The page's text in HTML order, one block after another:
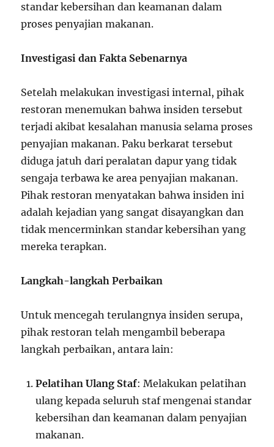
standar kebersihan dan keamanan dalam
proses penyajian makanan.
Investigasi dan Fakta Sebenarnya
Setelah melakukan investigasi internal, pihak
restoran menemukan bahwa insiden tersebut
terjadi akibat kesalahan manusia selama proses
penyajian makanan. Paku berkarat tersebut
diduga jatuh dari peralatan dapur yang tidak
sengaja terbawa ke area penyajian makanan.
Pihak restoran menyatakan bahwa insiden ini
adalah kejadian yang sangat disayangkan dan
tidak mencerminkan standar kebersihan yang
mereka terapkan.
Langkah-langkah Perbaikan
Untuk mencegah terulangnya insiden serupa,
pihak restoran telah mengambil beberapa
langkah perbaikan, antara lain:
Pelatihan Ulang Staf: Melakukan pelatihan
ulang kepada seluruh staf mengenai standar
kebersihan dan keamanan dalam penyajian
makanan.